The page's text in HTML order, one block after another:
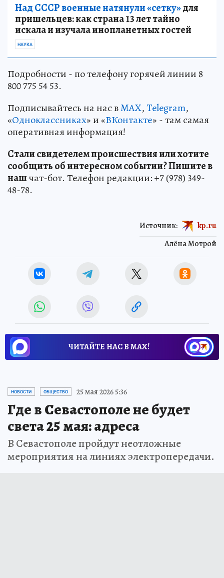
Над СССР военные натянули «сетку»для
пришельцев: как страна 13 лет тайно
искала и изучала инопланетных гостей
НАУКА
Подробности - по телефону горячей линии 8
800 775 54 53.
Подписывайтесь на нас вMAX,Telegram,
«Одноклассниках» и «ВКонтакте» - там самая
оперативная информация!
Стали свидетелем происшествия или хотите
сообщить об интересном событии? Пишите в
нашчат-бот. Телефон редакции: +7 (978) 349-
48-78.
Алёна Мотрой
Источник: kp.ru
ЧИТАЙТЕ НАС В МАХ!
НОВОСТИ ОБЩЕСТВО 25 мая 2026 5:36
Где в Севастополе не будет
света 25 мая: адреса
В Севастополе пройдут неотложные
мероприятия на линиях электропередачи.